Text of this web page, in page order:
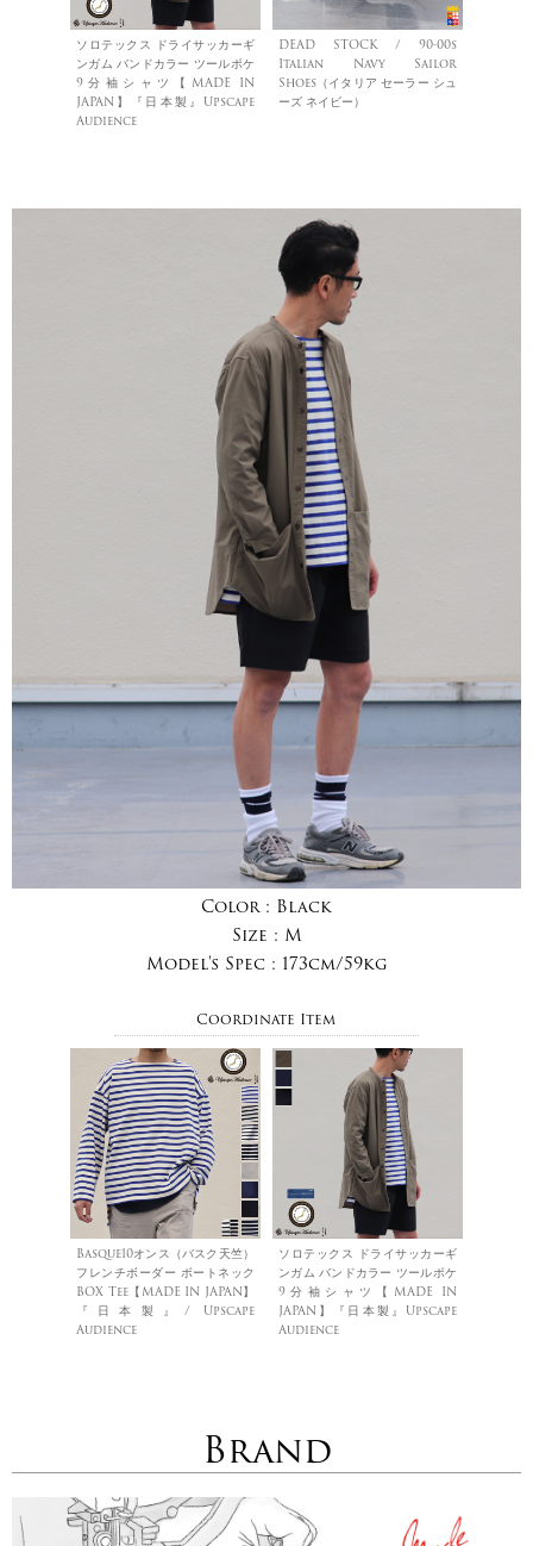
ソロテックス ドライサッカーギ
ンガム バンドカラー ツールポケ
9分袖シャツ【MADE IN
JAPAN】『日本製』Upscape
Audience
DEAD STOCK / 90-00s
Italian Navy Sailor
Shoes（イタリア セーラー シュ
ーズ ネイビー）
Color : Black
Size : M
Model's Spec : 173cm/59kg
Coordinate Item
Basque10オンス（バスク天竺）
フレンチボーダー ボートネック
BOX Tee【MADE IN JAPAN】
『日本製』/ Upscape
Audience
ソロテックス ドライサッカーギ
ンガム バンドカラー ツールポケ
9分袖シャツ【MADE IN
JAPAN】『日本製』Upscape
Audience
Brand